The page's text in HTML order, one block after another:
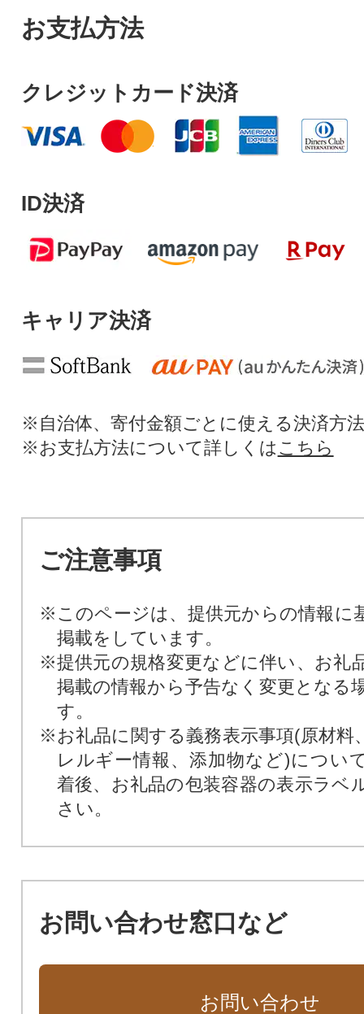
お支払方法
クレジットカード決済
ID決済
キャリア決済
※自治体、寄付金額ごとに使える決済方
※お支払方法について詳しくは こちら
ご注意事項
※このページは、提供元からの情報に
掲載をしています。
※提供元の規格変更などに伴い、お礼
掲載の情報から予告なく変更となる
す。
※お礼品に関する義務表示事項(原材料
レルギー情報、添加物など)につい
着後、お礼品の包装容器の表示ラベ
さい。
お問い合わせ窓口など
お問い合わせ